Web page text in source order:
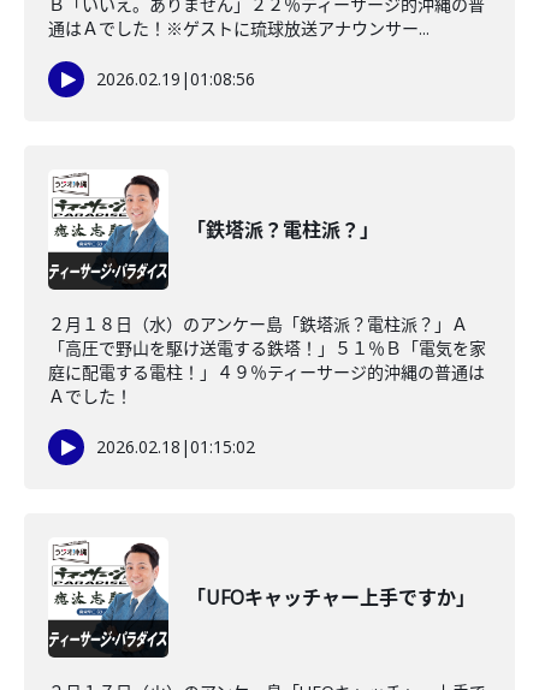
通はＡでした！※ゲストに琉球放送アナウンサー...
2026.02.19 |01:08:56
「鉄塔派？電柱派？」
２月１８日（水）のアンケー島「鉄塔派？電柱派？」Ａ
「高圧で野山を駆け送電する鉄塔！」５１％Ｂ「電気を家
庭に配電する電柱！」４９％ティーサージ的沖縄の普通は
Ａでした！
2026.02.18 |01:15:02
「UFOキャッチャー上手ですか」